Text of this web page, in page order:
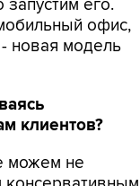
запустим его.
офис,
новая модель
клиентов?
можем не